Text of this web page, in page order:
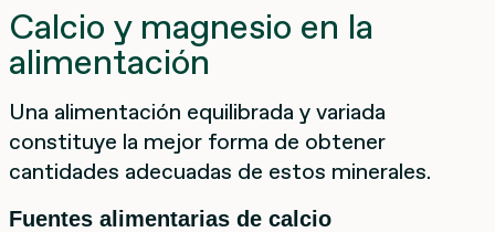
Calcio y magnesio en la
alimentación
Una alimentación equilibrada y variada
constituye la mejor forma de obtener
cantidades adecuadas de estos minerales.
Fuentes alimentarias de calcio